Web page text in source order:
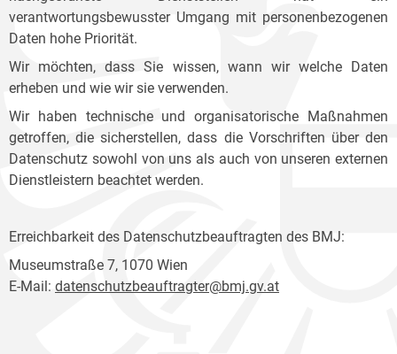
verantwortungsbewusster Umgang mit personenbezogenen
Daten hohe Priorität.
Wir möchten, dass Sie wissen, wann wir welche Daten
erheben und wie wir sie verwenden.
Wir haben technische und organisatorische Maßnahmen
getroffen, die sicherstellen, dass die Vorschriften über den
Datenschutz sowohl von uns als auch von unseren externen
Dienstleistern beachtet werden.
Erreichbarkeit des Datenschutzbeauftragten des BMJ:
Museumstraße 7, 1070 Wien
E-Mail: datenschutzbeauftragter@bmj.gv.at